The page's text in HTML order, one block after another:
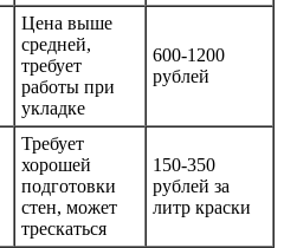
Цена выше
средней,
требует
работы при
укладке
600-1200
рублей
Требует
хорошей
подготовки
стен, может
трескаться
150-350
рублей за
литр краски